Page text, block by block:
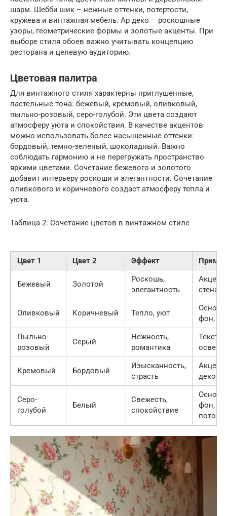
шарм. Шебби шик – нежные оттенки, потертости,
кружева и винтажная мебель. Ар деко – роскошные
узоры, геометрические формы и золотые акценты. При
выборе стиля обоев важно учитывать концепцию
ресторана и целевую аудиторию.
Цветовая палитра
Для винтажного стиля характерны приглушенные,
пастельные тона: бежевый, кремовый, оливковый,
пыльно-розовый, серо-голубой. Эти цвета создают
атмосферу уюта и спокойствия. В качестве акцентов
можно использовать более насыщенные оттенки:
бордовый, темно-зеленый, шоколадный. Важно
соблюдать гармонию и не перегружать пространство
яркими цветами. Сочетание бежевого и золотого
добавит интерьеру роскоши и элегантности. Сочетание
оливкового и коричневого создаст атмосферу тепла и
уюта.
Таблица 2: Сочетание цветов в винтажном стиле
Цвет 1 Цвет 2 Эффект
Бежевый Золотой
Роскошь,
элегантность
стена,
Оливковый Коричневый Тепло, уют
фон,
Пыльно-
розовый
Серый
Нежность,
романтика
Кремовый Бордовый
Изысканность,
страсть
декор
Серо-
голубой
Белый
Свежесть,
спокойствие
фон,